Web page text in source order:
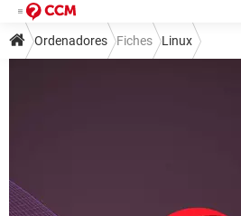
Ordenadores Fiches Linux